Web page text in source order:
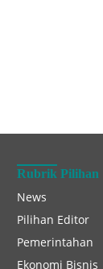
Rubrik Pilihan
News
Pilihan Editor
Pemerintahan
Ekonomi Bisnis